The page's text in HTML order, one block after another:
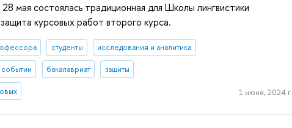
мая состоялась традиционная для Школы лингвистики
курсовых работ второго курса.
студенты исследования и аналитика
бакалавриат защиты
1 июня, 2024 г.